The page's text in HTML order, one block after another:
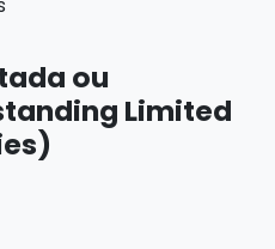
ou
Limited